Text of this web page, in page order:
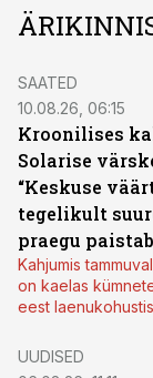
SAATED
10.08.26, 06:15
Kroonilises
Solarise
“Keskuse
tegelikult
praegu
Kahjumis
on kaelas
eest
UUDISED